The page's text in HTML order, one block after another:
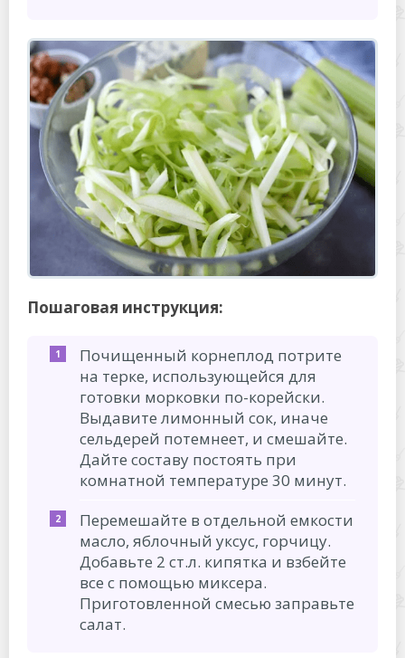
Пошаговая инструкция:
Почищенный корнеплод потрите
на терке, использующейся для
готовки морковки по-корейски.
Выдавите лимонный сок, иначе
сельдерей потемнеет, и смешайте.
Дайте составу постоять при
комнатной температуре 30 минут.
Перемешайте в отдельной емкости
масло, яблочный уксус, горчицу.
Добавьте 2 ст.л. кипятка и взбейте
все с помощью миксера.
Приготовленной смесью заправьте
салат.